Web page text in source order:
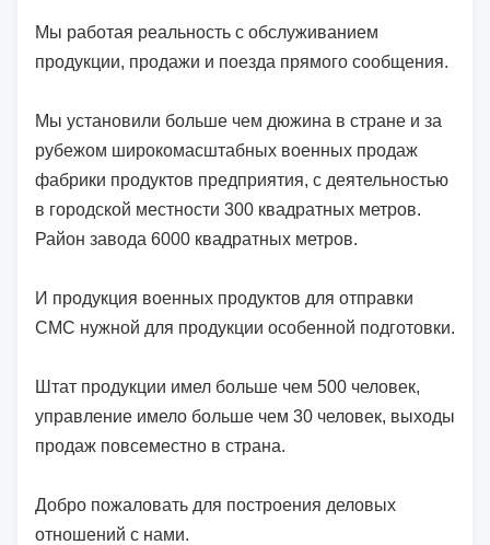
Мы работая реальность с обслуживанием
продукции, продажи и поезда прямого сообщения.
Мы установили больше чем дюжина в стране и за
рубежом широкомасштабных военных продаж
фабрики продуктов предприятия, с деятельностью
в городской местности 300 квадратных метров.
Район завода 6000 квадратных метров.
И продукция военных продуктов для отправки
СМС нужной для продукции особенной подготовки.
Штат продукции имел больше чем 500 человек,
управление имело больше чем 30 человек, выходы
продаж повсеместно в страна.
Добро пожаловать для построения деловых
отношений с нами.